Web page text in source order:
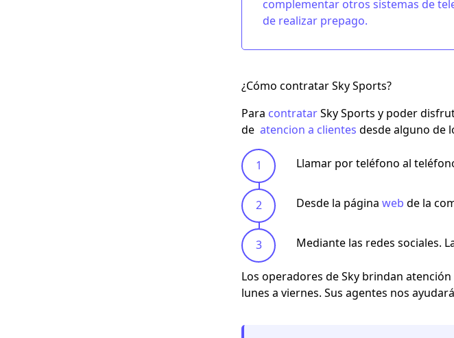
complementar otros sistemas de
de realizar prepago.
¿Cómo contratar Sky Sports?
Para contratarSky Sports y poder
de atencion a clientes desde alguno de
Llamar por teléfono al
Desde la página web de la
Mediante las redes sociales.
Los operadores de Sky brindan
lunes a viernes. Sus agentes nos